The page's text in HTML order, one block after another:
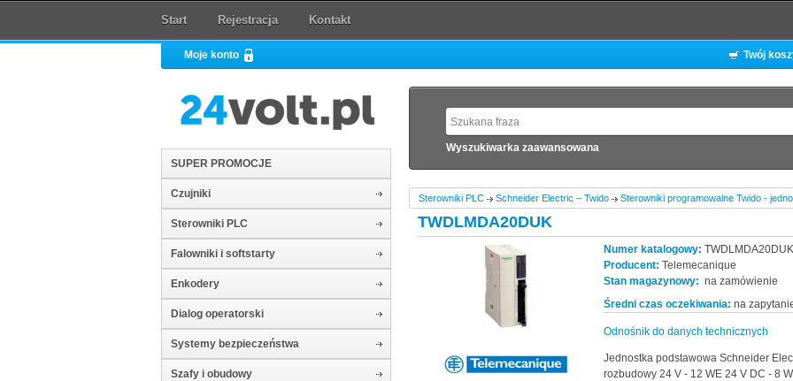
Start Rejestracja Kontakt
Moje konto Twój
SUPER PROMOCJE
Czujniki
Sterowniki PLC
Falowniki i softstarty
Enkodery
Dialog operatorski
Systemy bezpieczeństwa
Szafy i obudowy
Wyszukiwarka zaawansowana
Sterowniki PLC Schneider Electric – Twido Sterowniki programowalne Twido -
TWDLMDA20DUK
Numer katalogowy: TWDLMDA20DUK
Producent: Telemecanique
Stan magazynowy: na zamówienie
Średni czas oczekiwania: na
Odnośnik do danych technicznych
Jednostka podstawowa Schneider
rozbudowy 24 V - 12 WE 24 V DC - 8